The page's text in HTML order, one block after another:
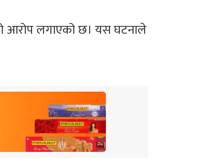
आरोप लगाएको छ। यस घटनाले